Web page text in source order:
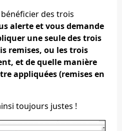
des trois
alerte et vous demande
une seule des trois
remises, ou les trois
et de quelle manière
appliquées (remises en
toujours justes !